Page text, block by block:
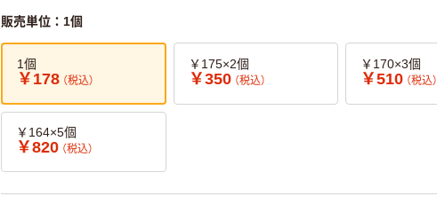
販売単位：1個
1個
￥178 （税込）
￥175×2個
￥350 （税込）
￥170×3個
￥510 （税込）
￥164×5個
￥820 （税込）